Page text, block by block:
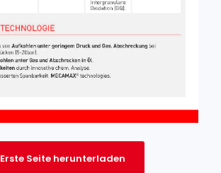
Erste Seite herunterladen